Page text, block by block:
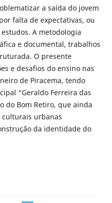
a saída do jovem
falta de expectativas, ou
A metodologia
e documental, trabalhos
O presente
e desafios do ensino nas
de Piracema, tendo
“Geraldo Ferreira das
do Bom Retiro, que ainda
urbanas
da identidade do